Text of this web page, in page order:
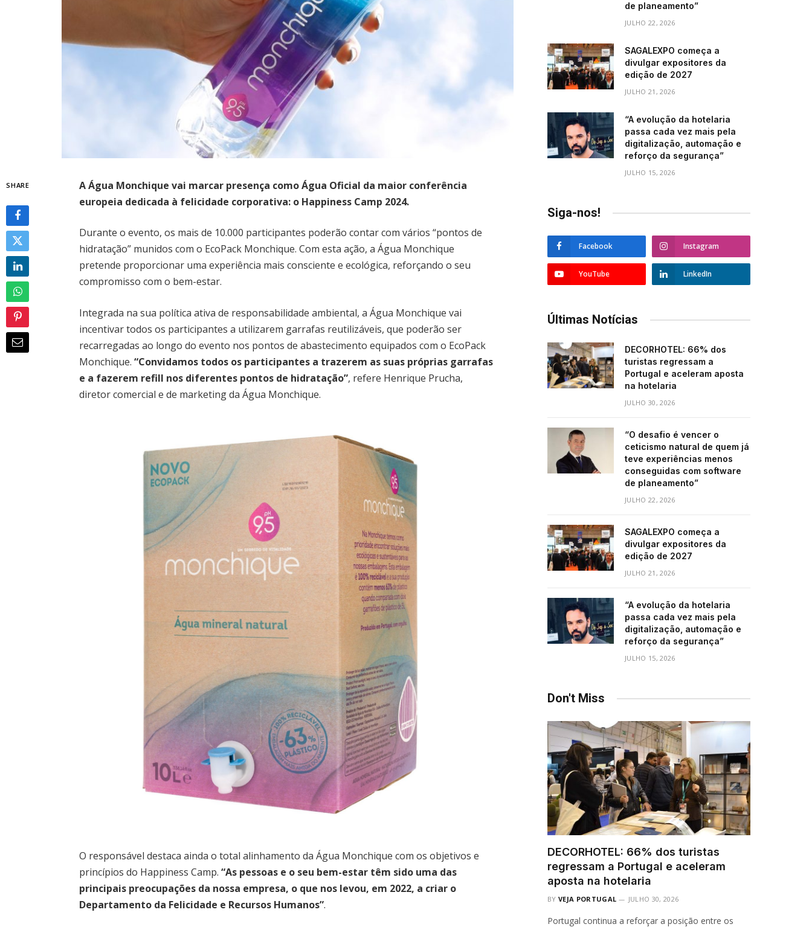
SHARE
A Água Monchique vai marcar presença como Água Oficial da maior conferência
europeia dedicada à felicidade corporativa: o Happiness Camp 2024.
Durante o evento, os mais de 10.000 participantes poderão contar com vários “pontos de
hidratação” munidos com o EcoPack Monchique. Com esta ação, a Água Monchique
pretende proporcionar uma experiência mais consciente e ecológica, reforçando o seu
compromisso com o bem-estar.
Integrada na sua política ativa de responsabilidade ambiental, a Água Monchique vai
incentivar todos os participantes a utilizarem garrafas reutilizáveis, que poderão ser
recarregadas ao longo do evento nos pontos de abastecimento equipados com o EcoPack
Monchique.“Convidamos todos os participantes a trazerem as suas próprias garrafas
e a fazerem refill nos diferentes pontos de hidratação”, refere Henrique Prucha,
diretor comercial e de marketing da Água Monchique.
O responsável destaca ainda o total alinhamento da Água Monchique com os objetivos e
princípios do Happiness Camp.“As pessoas e o seu bem-estar têm sido uma das
principais preocupações da nossa empresa, o que nos levou, em 2022, a criar o
Departamento da Felicidade e Recursos Humanos”.
de planeamento”
JULHO 22, 2026
SAGALEXPO começa a
divulgar expositores da
edição de 2027
JULHO 21, 2026
“A evolução da hotelaria
passa cada vez mais pela
digitalização, automação e
reforço da segurança”
JULHO 15, 2026
Siga-nos!
Facebook Instagram
YouTube LinkedIn
Últimas Notícias
DECORHOTEL: 66% dos
turistas regressam a
Portugal e aceleram aposta
na hotelaria
JULHO 30, 2026
“O desafio é vencer o
ceticismo natural de quem já
teve experiências menos
conseguidas com software
de planeamento”
JULHO 22, 2026
SAGALEXPO começa a
divulgar expositores da
edição de 2027
JULHO 21, 2026
“A evolução da hotelaria
passa cada vez mais pela
digitalização, automação e
reforço da segurança”
JULHO 15, 2026
Don't Miss
DECORHOTEL: 66% dos turistas
regressam a Portugal e aceleram
aposta na hotelaria
BY VEJA PORTUGAL JULHO 30, 2026
Portugal continua a reforçar a posição entre os